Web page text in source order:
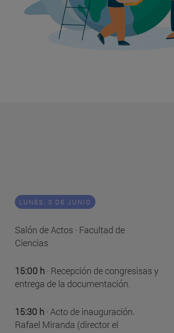
LUNES, 3 DE JUNIO
Salón de Actos · Facultad de
Ciencias
15:00 h · Recepción de congresisas y
entrega de la documentación.
15:30 h · Acto de inauguración.
Rafael Miranda (director el